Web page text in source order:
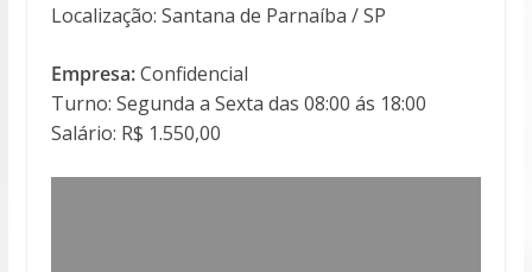
Localização: Santana de Parnaíba / SP
Empresa:Confidencial
Turno: Segunda a Sexta das 08:00 ás 18:00
Salário: R$ 1.550,00